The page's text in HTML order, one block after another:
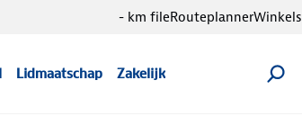
Lidmaatschap Zakelijk
- km fileRouteplannerWinkels